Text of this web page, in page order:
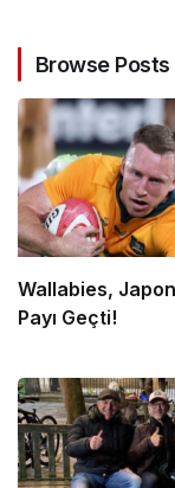
Browse Posts
Wallabies,
Payı Geçti!